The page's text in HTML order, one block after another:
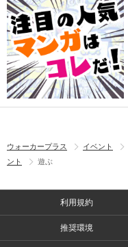
ウォーカープラス イベント
ント
遊ぶ
利用規約
推奨環境